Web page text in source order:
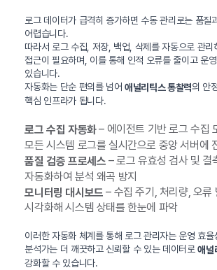
로그 데이터가 급격히 증가하면 수동 관리로는 품질
어렵습니다.
따라서 로그 수집, 저장, 백업, 삭제를 자동으로 관리
접근이 필요하며, 이를 통해 인적 오류를 줄이고 운
있습니다.
자동화는 단순 편의를 넘어애널리틱스 통찰력의 안
핵심 인프라가 됩니다.
로그 수집 자동화– 에이전트 기반 로그 수집
모든 시스템 로그를 실시간으로 중앙 서버에
품질 검증 프로세스 – 로그 유효성 검사 및 결
자동화하여 분석 왜곡 방지
모니터링 대시보드 – 수집 주기, 처리량, 오류
시각화해 시스템 상태를 한눈에 파악
이러한 자동화 체계를 통해 로그 관리자는 운영 효율
분석가는 더 깨끗하고 신뢰할 수 있는 데이터로애널
강화할 수 있습니다.